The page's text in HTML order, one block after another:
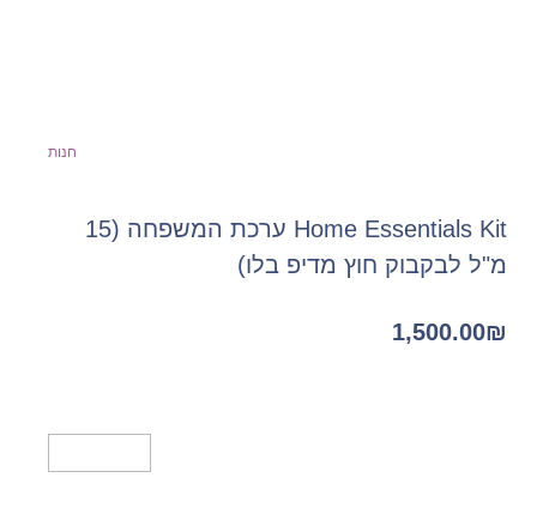
חנות
Home Essentials Kit ערכת המשפחה (15
מ"ל לבקבוק חוץ מדיפ בלו)
1,500.00₪